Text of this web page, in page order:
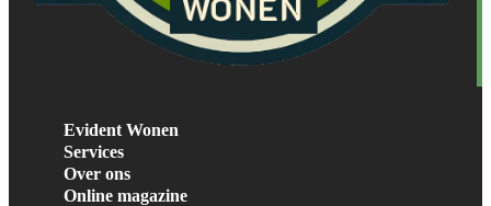
Evident Wonen
Services
Over ons
Online magazine